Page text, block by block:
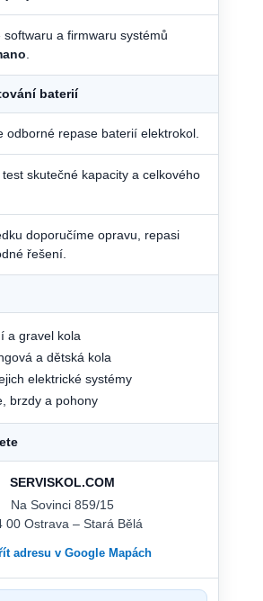
softwaru a firmwaru systémů
baterií
odborné repase baterií elektrokol.
skutečné kapacity a celkového
doporučíme opravu, repasi
řešení.
a gravel kola
a dětská kola
elektrické systémy
brzdy a pohony
SERVISKOL.COM
Na Sovinci 859/15
00 Ostrava – Stará Bělá
adresu v Google Mapách